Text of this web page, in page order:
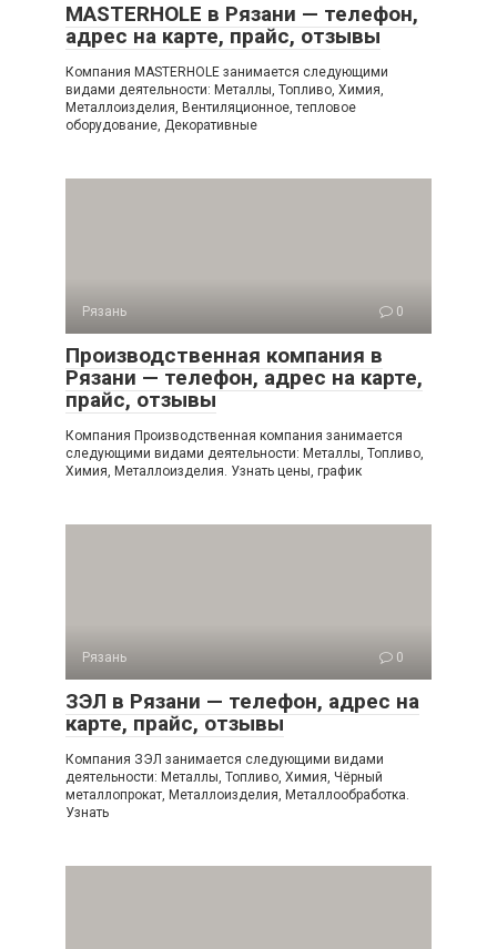
MASTERHOLE в Рязани — телефон,
адрес на карте, прайс, отзывы
Компания MASTERHOLE занимается следующими
видами деятельности: Металлы, Топливо, Химия,
Металлоизделия, Вентиляционное, тепловое
оборудование, Декоративные
Рязань 0
Производственная компания в
Рязани — телефон, адрес на карте,
прайс, отзывы
Компания Производственная компания занимается
следующими видами деятельности: Металлы, Топливо,
Химия, Металлоизделия. Узнать цены, график
Рязань 0
ЗЭЛ в Рязани — телефон, адрес на
карте, прайс, отзывы
Компания ЗЭЛ занимается следующими видами
деятельности: Металлы, Топливо, Химия, Чёрный
металлопрокат, Металлоизделия, Металлообработка.
Узнать